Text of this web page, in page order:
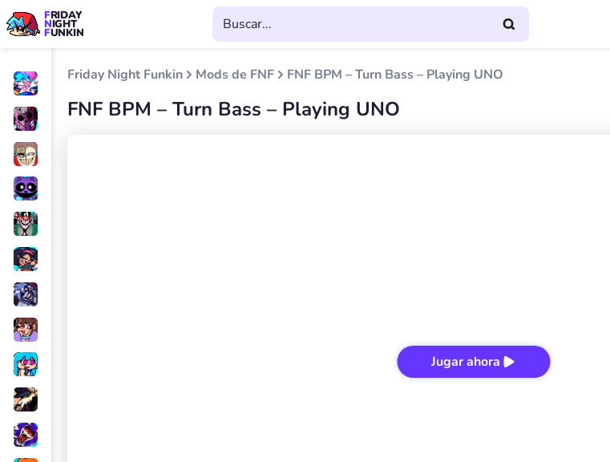
FRIDAY
NIGHT
FUNKIN
Friday Night Funkin Mods de FNF FNF BPM – Turn Bass – Playing UNO
FNF BPM – Turn Bass – Playing UNO
Jugar ahora